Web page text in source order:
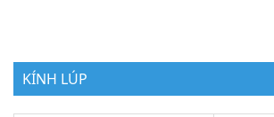
KÍNH LÚP